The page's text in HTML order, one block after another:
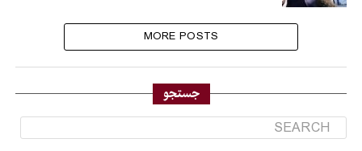
MORE POSTS
جستجو